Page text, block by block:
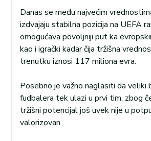
Danas se među najvećim
izdvajaju stabilna pozicija na UEFA
omogućava povoljniji put ka
kao i igrački kadar čija tržišna
trenutku iznosi 117 miliona evra.
Posebno je važno naglasiti da veliki
fudbalera tek ulazi u prvi tim, zbog
tržišni potencijal još uvek nije u
valorizovan.